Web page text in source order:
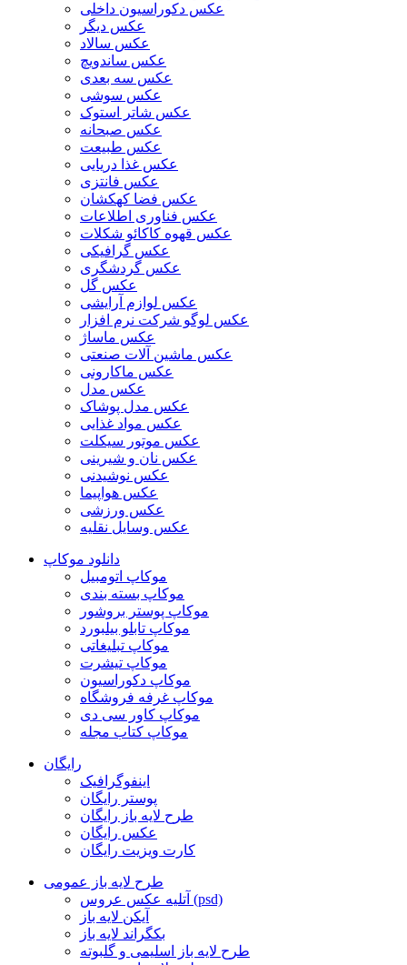
عکس دکوراسیون داخلی
عکس دیگر
عکس سالاد
عکس ساندویچ
عکس سه بعدی
عکس سوشی
عکس شاتر استوک
عکس صبحانه
عکس طبیعت
عکس غذا دریایی
عکس فانتزی
عکس فضا کهکشان
عکس فناوری اطلاعات
عکس قهوه کاکائو شکلات
عکس گرافیکی
عکس گردشگری
عکس گل
عکس لوازم آرایشی
عکس لوگو شرکت نرم افزار
عکس ماساژ
عکس ماشین آلات صنعتی
عکس ماکارونی
عکس مدل
عکس مدل پوشاک
عکس مواد غذایی
عکس موتور سیکلت
عکس نان و شیرینی
عکس نوشیدنی
عکس هواپیما
عکس ورزشی
عکس وسایل نقلیه
دانلود موکاپ
موکاپ اتومبیل
موکاپ بسته بندی
موکاپ پوستر بروشور
موکاپ تابلو بیلبورد
موکاپ تبلیغاتی
موکاپ تیشرت
موکاپ دکوراسیون
موکاپ غرفه فروشگاه
موکاپ کاور سی دی
موکاپ کتاب مجله
رایگان
اینفوگرافیک
پوستر رایگان
طرح لایه باز رایگان
عکس رایگان
کارت ویزیت رایگان
طرح لایه باز عمومی
آتلیه عکس عروس (psd)
آیکن لایه باز
بکگراند لایه باز
طرح لایه باز اسلیمی و گلبوته